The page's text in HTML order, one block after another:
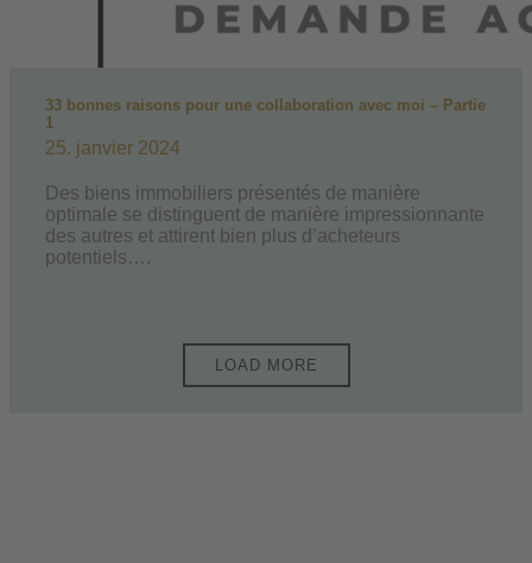
33 bonnes raisons pour une collaboration avec moi – Partie
1
25. janvier 2024
Des biens immobiliers présentés de manière
optimale se distinguent de manière impressionnante
des autres et attirent bien plus d’acheteurs
potentiels….
LOAD MORE